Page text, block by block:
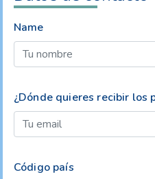
Name
¿Dónde quieres recibir los
Código país